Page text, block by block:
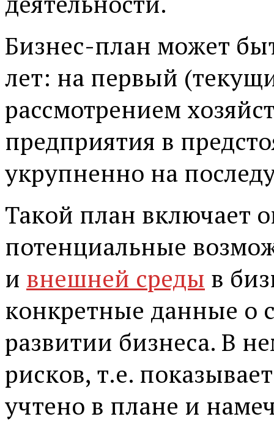
Бизнес-план может
лет: на первый
рассмотрением
предприятия в
укрупненно на
Такой план включает
потенциальные
и внешней среды в
конкретные данные о
развитии бизнеса. В
рисков, т.е.
учтено в плане и